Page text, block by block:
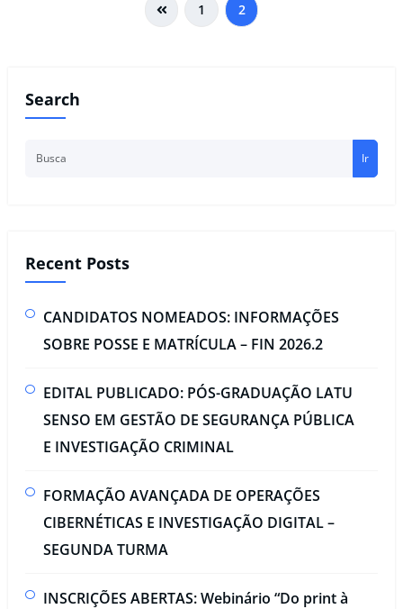
1 2
Search
Ir
Recent Posts
CANDIDATOS NOMEADOS: INFORMAÇÕES
SOBRE POSSE E MATRÍCULA – FIN 2026.2
EDITAL PUBLICADO: PÓS-GRADUAÇÃO LATU
SENSO EM GESTÃO DE SEGURANÇA PÚBLICA
E INVESTIGAÇÃO CRIMINAL​
FORMAÇÃO AVANÇADA DE OPERAÇÕES
CIBERNÉTICAS E INVESTIGAÇÃO DIGITAL –
SEGUNDA TURMA​
INSCRIÇÕES ABERTAS: Webinário “Do print à